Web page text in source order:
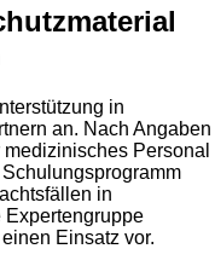
in
an. Nach Angaben
Personal
in
Einsatz vor.